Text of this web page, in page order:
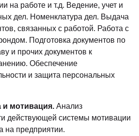
на работе и т.д. Ведение, учет и
дел. Номенклатура дел. Выдача
связанных с работой. Работа с
Подготовка документов по
и прочих документов к
Обеспечение
и защита персональных
и мотивация. Анализ
действующей системы мотивации
на предприятии.